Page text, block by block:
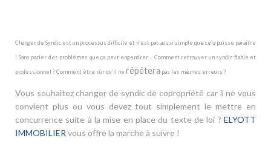
Changer de Syndic est un processus difficile et n’est pas aussi simple que cela puisse paraître
! Sans parler des problèmes que ça peut engendrer… Comment retrouver un syndic fiable et
professionnel ? Comment être sûr qu’il ne répétera pas les mêmes erreurs ?
Vous souhaitez changer de syndic de copropriété car il ne vous
convient plus ou vous devez tout simplement le mettre en
concurrence suite à la mise en place du texte de loi ? ELYOTT
IMMOBILIER vous offre la marche à suivre !